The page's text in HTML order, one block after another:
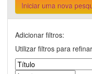
Iniciar uma nova
Adicionar filtros:
Utilizar filtros para